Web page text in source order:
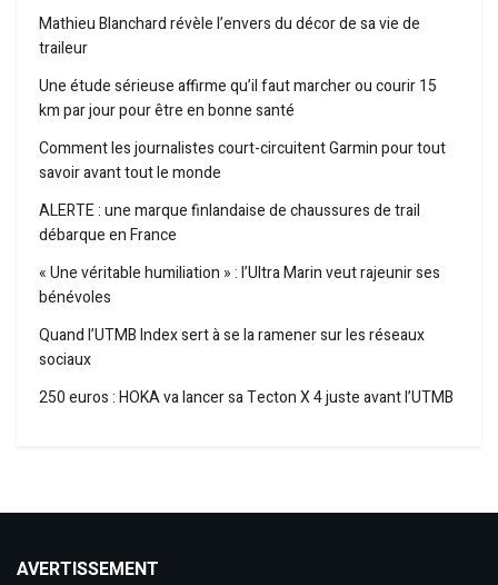
Mathieu Blanchard révèle l’envers du décor de sa vie de
traileur
Une étude sérieuse affirme qu’il faut marcher ou courir 15
km par jour pour être en bonne santé
Comment les journalistes court-circuitent Garmin pour tout
savoir avant tout le monde
ALERTE : une marque finlandaise de chaussures de trail
débarque en France
« Une véritable humiliation » : l’Ultra Marin veut rajeunir ses
bénévoles
Quand l’UTMB Index sert à se la ramener sur les réseaux
sociaux
250 euros : HOKA va lancer sa Tecton X 4 juste avant l’UTMB
AVERTISSEMENT